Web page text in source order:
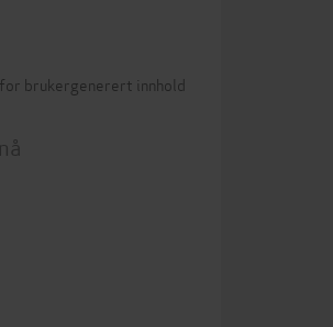
brukergenerert innhold